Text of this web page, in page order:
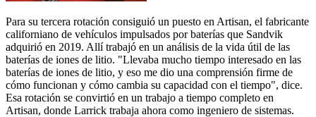
Para su tercera rotación consiguió un puesto en Artisan, el fabricante
californiano de vehículos impulsados por baterías que Sandvik
adquirió en 2019. Allí trabajó en un análisis de la vida útil de las
baterías de iones de litio. "Llevaba mucho tiempo interesado en las
baterías de iones de litio, y eso me dio una comprensión firme de
cómo funcionan y cómo cambia su capacidad con el tiempo", dice.
Esa rotación se convirtió en un trabajo a tiempo completo en
Artisan, donde Larrick trabaja ahora como ingeniero de sistemas.